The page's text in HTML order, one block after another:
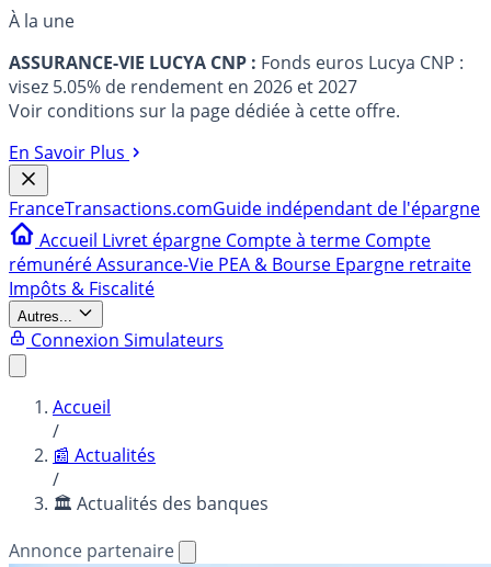
À la une
ASSURANCE-VIE LUCYA CNP : Fonds euros Lucya CNP :
visez 5.05% de rendement en 2026 et 2027
Voir conditions sur la page dédiée à cette offre.
En Savoir Plus
FranceTransactions.comGuide indépendant de l'épargne
Accueil Livret épargne Compte à terme Compte
rémunéréAssurance-Vie PEA & Bourse Epargne retraite
Impôts & Fiscalité
Autres...
Connexion Simulateurs
Accueil
/
📰 Actualités
/
🏛️ Actualités des banques
Annonce partenaire